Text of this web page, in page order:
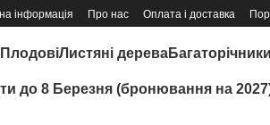
інформація Про нас Оплата і доставка
ПлодовіЛистяні дереваБагаторічники
до 8 Березня (бронювання на